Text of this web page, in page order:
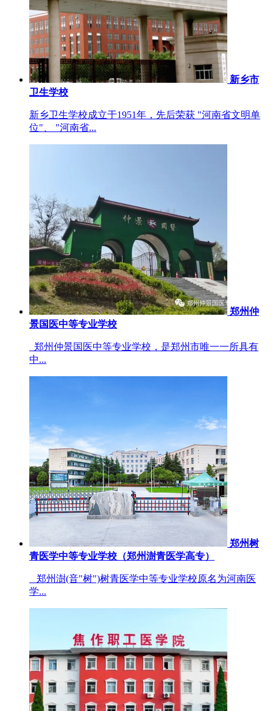
新乡市
卫生学校
新乡卫生学校成立于1951年，先后荣获 "河南省文明单
位"、 "河南省...
郑州仲
景国医中等专业学校
郑州仲景国医中等专业学校，是郑州市唯一一所具有
中...
郑州树
青医学中等专业学校（郑州澍青医学高专）
郑州澍(音"树")树青医学中等专业学校原名为河南医
学...